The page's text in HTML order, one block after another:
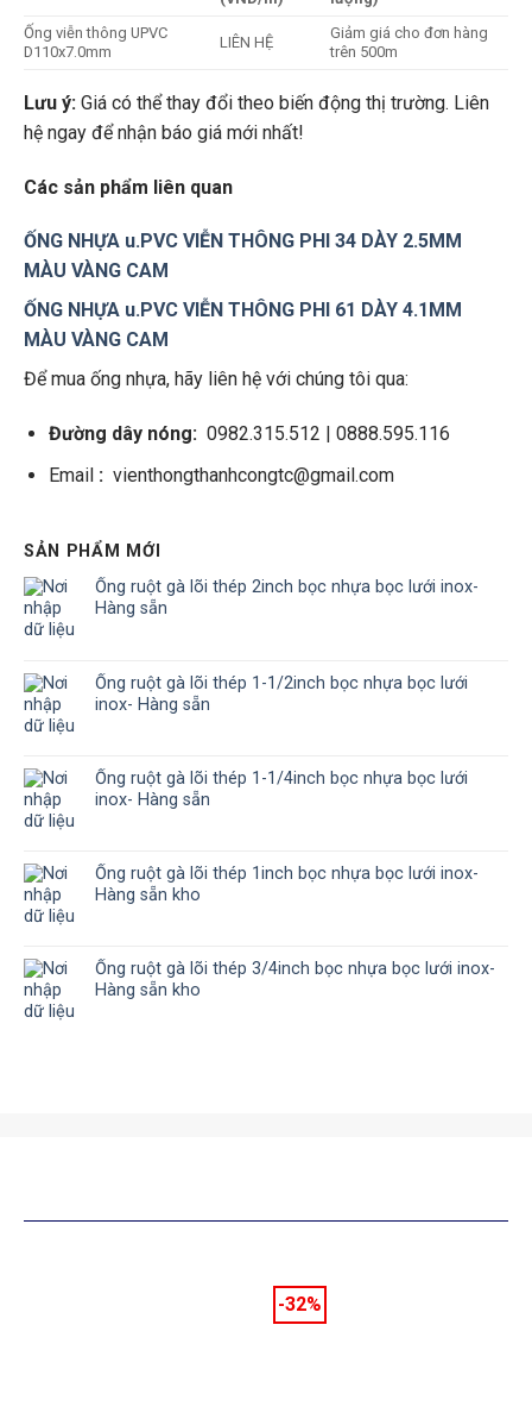
Ống viễn thông UPVC
D110x7.0mm
LIÊN HỆ
Giảm giá cho đơn hàng
trên 500m
Lưu ý:Giá có thể thay đổi theo biến động thị trường. Liên
hệ ngay để nhận báo giá mới nhất!
Các sản phẩm liên quan
ỐNG NHỰA u.PVC VIỄN THÔNG PHI 34 DÀY 2.5MM
MÀU VÀNG CAM
ỐNG NHỰA u.PVC VIỄN THÔNG PHI 61 DÀY 4.1MM
MÀU VÀNG CAM
Để mua ống nhựa, hãy liên hệ với chúng tôi qua:
Đường dây nóng:0982.315.512 | 0888.595.116
Email :vienthongthanhcongtc@gmail.com
SẢN PHẨM MỚI
Ống ruột gà lõi thép 2inch bọc nhựa bọc lưới inox-
Hàng sẵn
Ống ruột gà lõi thép 1-1/2inch bọc nhựa bọc lưới
inox- Hàng sẵn
Ống ruột gà lõi thép 1-1/4inch bọc nhựa bọc lưới
inox- Hàng sẵn
Ống ruột gà lõi thép 1inch bọc nhựa bọc lưới inox-
Hàng sẵn kho
Ống ruột gà lõi thép 3/4inch bọc nhựa bọc lưới inox-
Hàng sẵn kho
-32%